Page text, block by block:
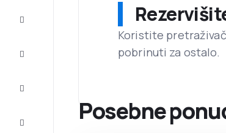
Koristite
pobrinuti za ostalo.
Posebne